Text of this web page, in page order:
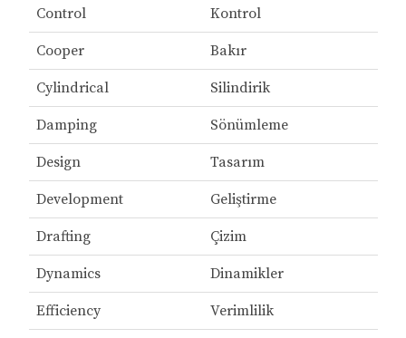
Control Kontrol
Cooper Bakır
Cylindrical Silindirik
Damping Sönümleme
Design Tasarım
Development Geliştirme
Drafting Çizim
Dynamics Dinamikler
Efficiency Verimlilik